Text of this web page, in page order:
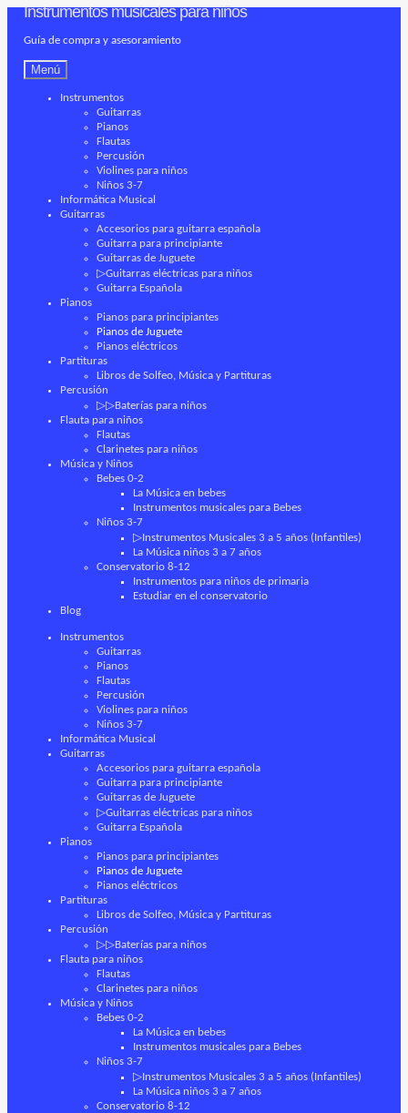
Ir
la
Ir
contenido
Instrumentos musicales para niños
Guía de compra y asesoramiento
Menú
Instrumentos
Guitarras
Pianos
Flautas
Percusión
Violines para niños
Niños 3-7
Informática Musical
Guitarras
Accesorios para guitarra española
Guitarra para principiante
Guitarras de Juguete
▷Guitarras eléctricas para niños
Guitarra Española
Pianos
Pianos para principiantes
Pianos de Juguete
Pianos eléctricos
Partituras
Libros de Solfeo, Música y Partituras
Percusión
▷▷Baterías para niños
Flauta para niños
Flautas
Clarinetes para niños
Música y Niños
Bebes 0-2
La Música en bebes
Instrumentos musicales para Bebes
Niños 3-7
▷Instrumentos Musicales 3 a 5 años (Infantiles)
La Música niños 3 a 7 años
Conservatorio 8-12
Instrumentos para niños de primaria
Estudiar en el conservatorio
Blog
Instrumentos
Guitarras
Pianos
Flautas
Percusión
Violines para niños
Niños 3-7
Informática Musical
Guitarras
Accesorios para guitarra española
Guitarra para principiante
Guitarras de Juguete
▷Guitarras eléctricas para niños
Guitarra Española
Pianos
Pianos para principiantes
Pianos de Juguete
Pianos eléctricos
Partituras
Libros de Solfeo, Música y Partituras
Percusión
▷▷Baterías para niños
Flauta para niños
Flautas
Clarinetes para niños
Música y Niños
Bebes 0-2
La Música en bebes
Instrumentos musicales para Bebes
Niños 3-7
▷Instrumentos Musicales 3 a 5 años (Infantiles)
La Música niños 3 a 7 años
Conservatorio 8-12